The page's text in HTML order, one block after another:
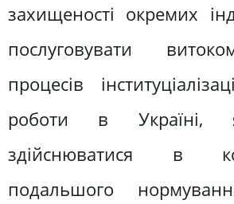
захищеності окремих
послуговувати
процесів
роботи в Україні,
здійснюватися в
подальшого